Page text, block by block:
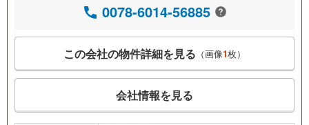
0078-6014-56885
この会社の物件詳細を見る （画像1枚）
会社情報を見る